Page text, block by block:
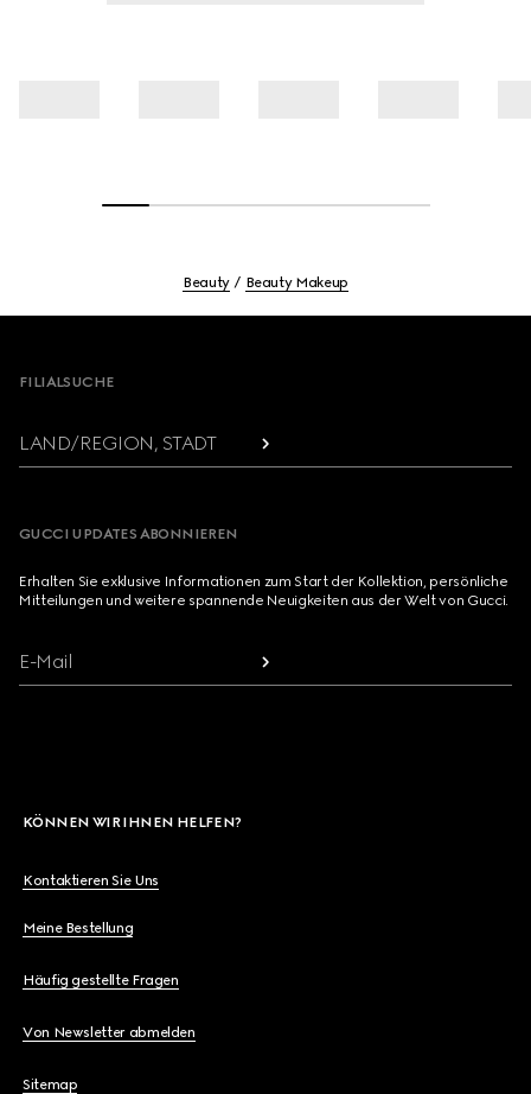
Beauty Beauty Makeup
FILIALSUCHE
LAND/REGION, STADT
GUCCI UPDATES ABONNIEREN
Erhalten Sie exklusive Informationen zum Start der Kollektion, persönliche
Mitteilungen und weitere spannende Neuigkeiten aus der Welt von Gucci.
E-Mail
KÖNNEN WIR IHNEN HELFEN?
Kontaktieren Sie Uns
Meine Bestellung
Häufig gestellte Fragen
Von Newsletter abmelden
Sitemap